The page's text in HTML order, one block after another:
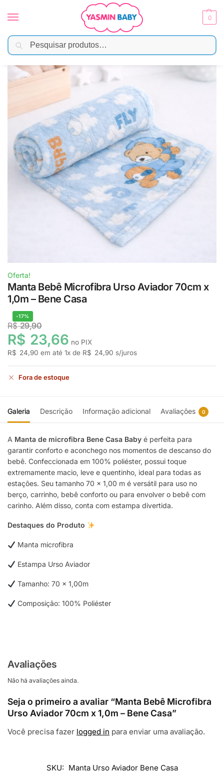
0
Início Enxoval / Mantas e Cobertores
Oferta!
Manta Bebê Microfibra Urso Aviador 70cm x
1,0m – Bene Casa
-17%
R$29,90
R$ 23,66 no PIX
R$ 24,90 em até 1x de R$ 24,90 s/juros
Fora de estoque
Galeria Descrição Informação adicional Avaliações 0
A Manta de microfibra Bene Casa Baby é perfeita para
garantir conforto e aconchego nos momentos de descanso do
bebê. Confeccionada em 100% poliéster, possui toque
extremamente macio, leve e quentinho, ideal para todas as
estações. Seu tamanho 70 x 1,00 m é versátil para uso no
berço, carrinho, bebê conforto ou para envolver o bebê com
carinho. Além disso, conta com estampa divertida.
Destaques do Produto
Manta microfibra
Estampa Urso Aviador
Tamanho: 70 x 1,00m
Composição: 100% Poliéster
Avaliações
Não há avaliações ainda.
Seja o primeiro a avaliar “Manta Bebê Microfibra
Urso Aviador 70cm x 1,0m – Bene Casa”
Você precisa fazer logged in para enviar uma avaliação.
SKU: Manta Urso Aviador Bene Casa